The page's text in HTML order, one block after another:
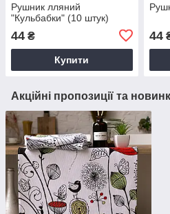
Рушник лляний
"Кульбабки" (10 штук)
44 ₴
Купити
44
Акційні пропозиції та